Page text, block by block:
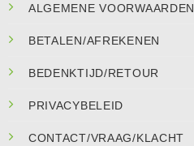
ALGEMENE VOORWAARDEN
BETALEN/AFREKENEN
BEDENKTIJD/RETOUR
PRIVACYBELEID
CONTACT/VRAAG/KLACHT